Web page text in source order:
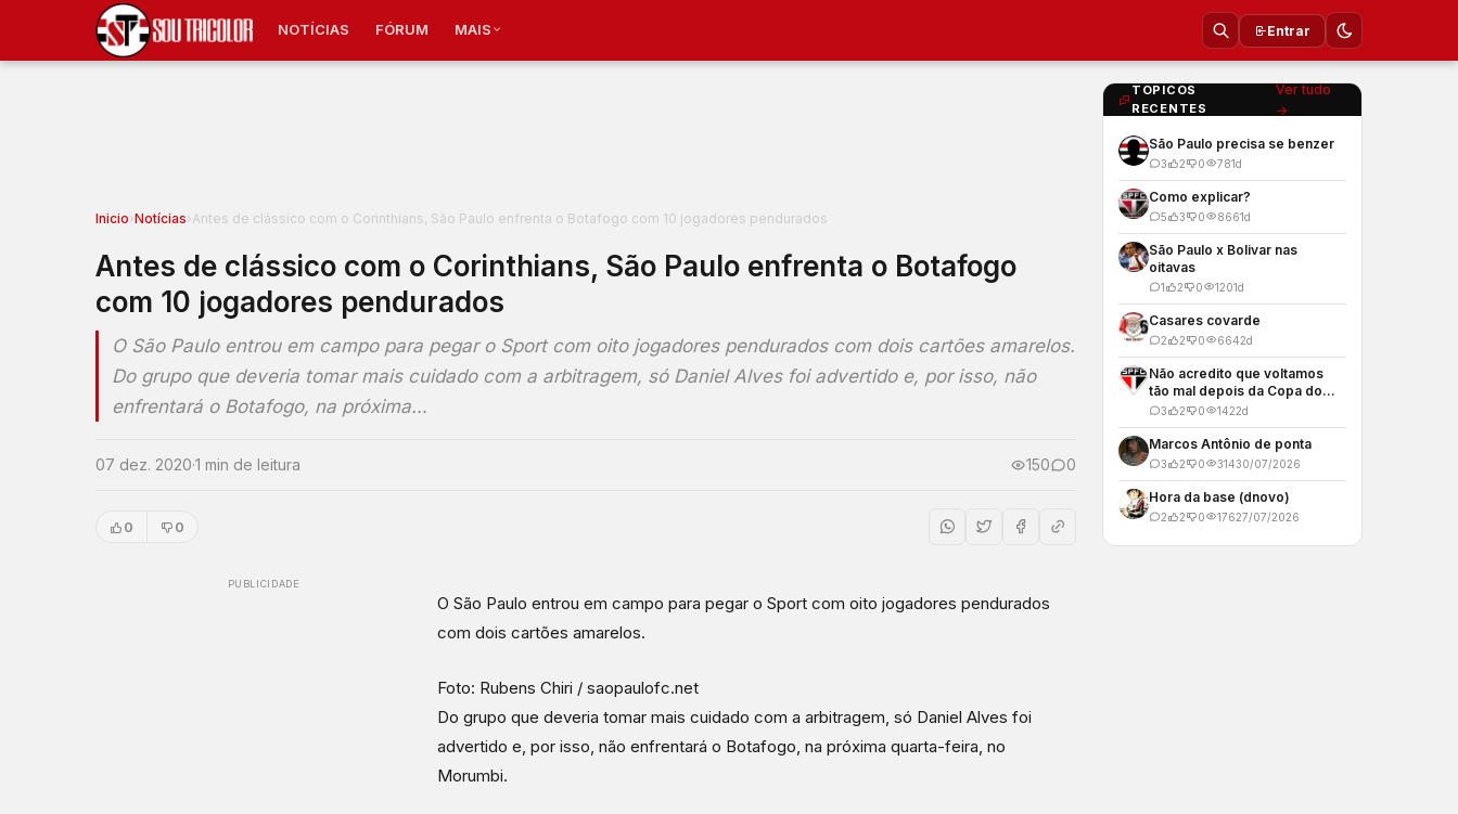
NOTÍCIAS FÓRUM MAIS Entrar
Inicio›Notícias›Antes de clássico com o Corinthians, São Paulo enfrenta o Botafogo com 10 jogadores pendurados
Antes de clássico com o Corinthians, São Paulo enfrenta o Botafogo
com 10 jogadores pendurados
O São Paulo entrou em campo para pegar o Sport com oito jogadores pendurados com dois cartões amarelos.
Do grupo que deveria tomar mais cuidado com a arbitragem, só Daniel Alves foi advertido e, por isso, não
enfrentará o Botafogo, na próxima…
07 dez. 2020·1 min de leitura 150 0
0 0
PUBLICIDADE
O São Paulo entrou em campo para pegar o Sport com oito jogadores pendurados
com dois cartões amarelos.
Foto: Rubens Chiri / saopaulofc.net
Do grupo que deveria tomar mais cuidado com a arbitragem, só Daniel Alves foi
advertido e, por isso, não enfrentará o Botafogo, na próxima quarta-feira, no
Morumbi.
TOPICOS
RECENTES
Ver tudo
→
São Paulo precisa se benzer
3 2 0 781d
Como explicar?
5 3 0 8661d
São Paulo x Bolivar nas
oitavas
1 2 0 1201d
Casares covarde
2 2 0 6642d
Não acredito que voltamos
tão mal depois da Copa do
Mundo
3 2 0 1422d
Marcos Antônio de ponta
3 2 0 31430/07/2026
Hora da base (dnovo)
2 2 0 17627/07/2026